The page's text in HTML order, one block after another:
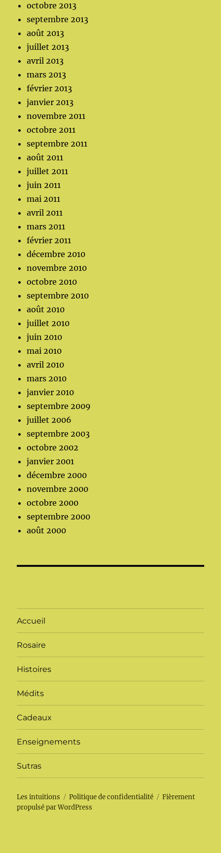
octobre 2013
septembre 2013
août 2013
juillet 2013
avril 2013
mars 2013
février 2013
janvier 2013
novembre 2011
octobre 2011
septembre 2011
août 2011
juillet 2011
juin 2011
mai 2011
avril 2011
mars 2011
février 2011
décembre 2010
novembre 2010
octobre 2010
septembre 2010
août 2010
juillet 2010
juin 2010
mai 2010
avril 2010
mars 2010
janvier 2010
septembre 2009
juillet 2006
septembre 2003
octobre 2002
janvier 2001
décembre 2000
novembre 2000
octobre 2000
septembre 2000
août 2000
Accueil
Rosaire
Histoires
Médits
Cadeaux
Enseignements
Sutras
Les intuitions Politique de confidentialité
Fièrement
propulsé par WordPress